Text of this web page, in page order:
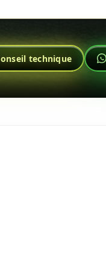
technique